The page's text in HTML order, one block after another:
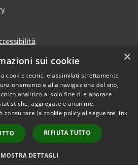
dei dati
Copyright © 2026 • Comune di
Carini • Powered by
Municipium•
Accesso
redazione
×
sui cookie
cookie tecnici e assimilati strettamente
e alla navigazione del sito,
analitico al solo fine di elaborare
aggregate e anonime.
consultare la cookie policy al seguente link
RIFIUTA TUTTO
MOSTRA DETTAGLI